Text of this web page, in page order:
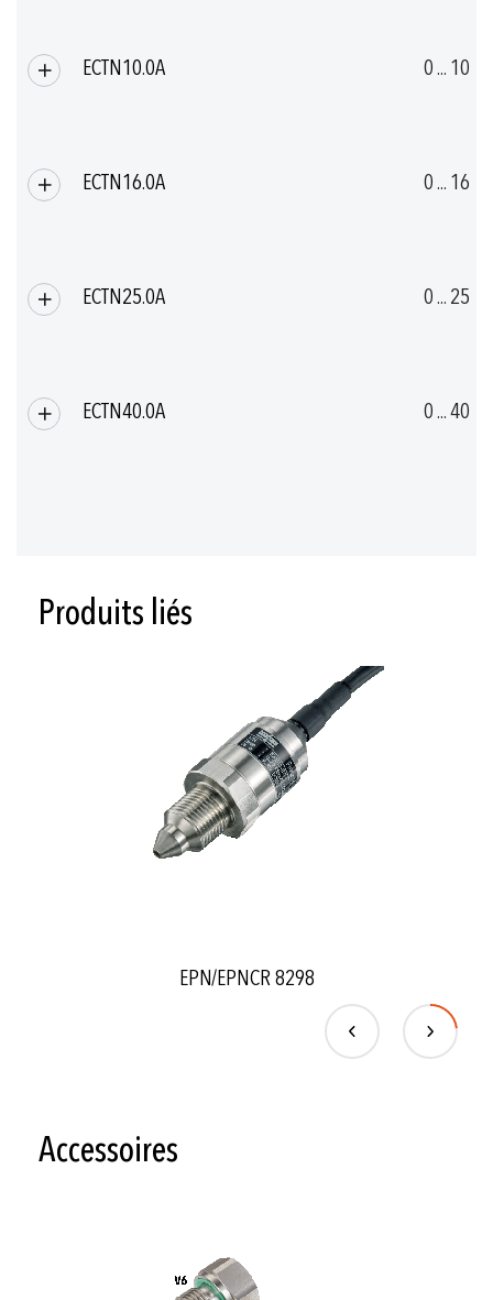
ECTN10.0A 0 ... 10
ECTN16.0A 0 ... 16
ECTN25.0A 0 ... 25
ECTN40.0A 0 ... 40
Produits liés
EPN/EPNCR 8298
Accessoires